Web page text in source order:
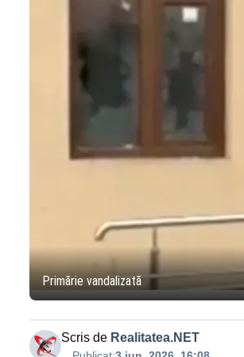
Primărie vandalizată
Scris de Realitatea.NET